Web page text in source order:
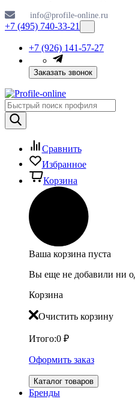
info@profile-online.ru
+7 (495) 740-33-21
+7 (926) 141-57-27
Заказать звонок
Сравнить
Избранное
Корзина
Ваша корзина пуста
Вы еще не добавили ни
Корзина
Очистить корзину
Итого:0 ₽
Оформить заказ
Каталог товаров
Бренды